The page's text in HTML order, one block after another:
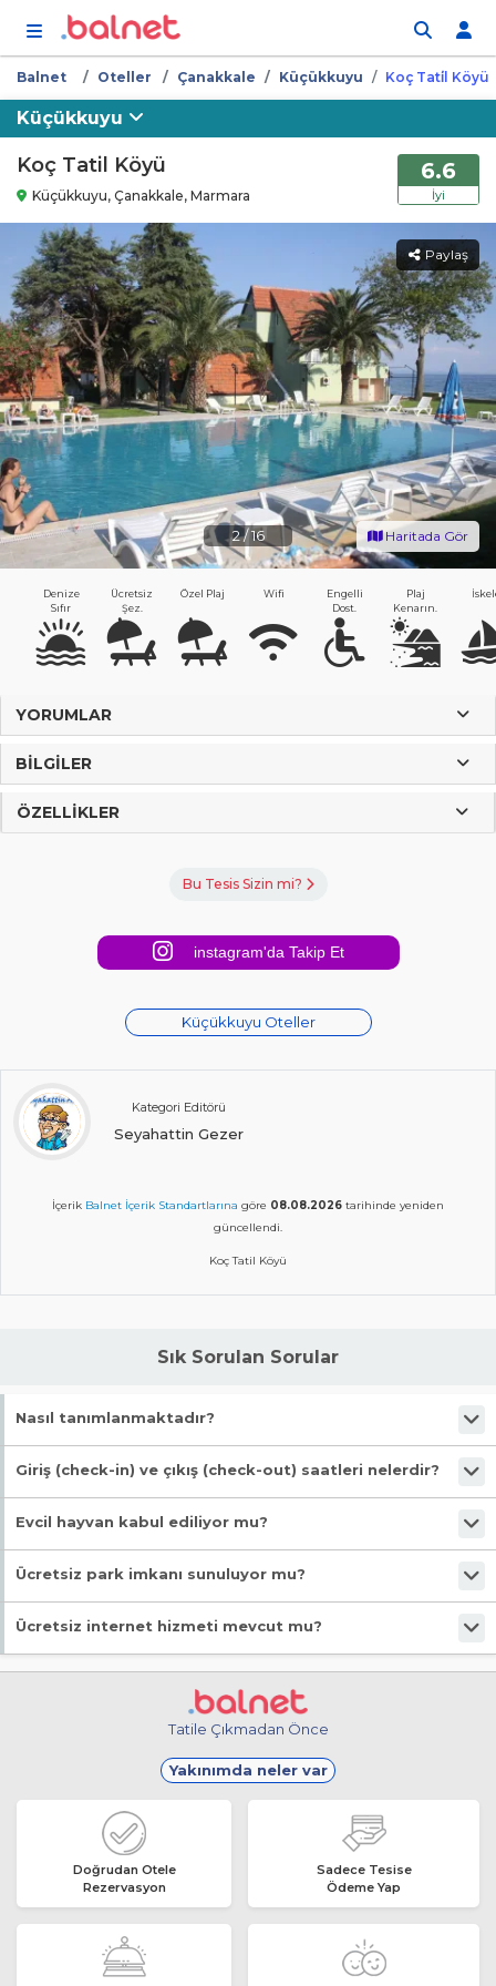
Balnet Oteller Çanakkale Küçükkuyu Koç Tati̇l Köyü
Küçükkuyu
Koç Tatil Köyü
Küçükkuyu, Çanakkale, Marmara
6.6
İyi
2/16
Paylaş
Haritada Gör
Denize
Sıfır
Ücretsiz
Şez.
Özel Plaj Wifi
Engelli
Dost.
Plaj
Kenarın.
YORUMLAR
BILGILER
ÖZELLIKLER
Bu Tesis Sizin mi?
instagram'da Takip Et
Küçükkuyu Oteller
Kategori Editörü
Seyahattin Gezer
İçerik Balnet İçerik Standartlarına göre 08.08.2026 tarihinde yeniden
güncellendi.
Koç Tatil Köyü
Sık Sorulan Sorular
Nasıl tanımlanmaktadır?
Tesis Tatil Köyü statüsündedir. Öne çıkan özellikleri "Denize Sıfır,
Giriş (check-in) ve çıkış (check-out) saatleri nelerdir?
Giriş en erken 13:00, çıkış en geç 11:00 saatindedir.
Evcil hayvan kabul ediliyor mu?
Malesef, evcil hayvan kabul edilmiyor!
Ücretsiz park imkanı sunuluyor mu?
Evet, ücretsiz park imkanı mevcut.
Ücretsiz internet hizmeti mevcut mu?
Evet, ücretsiz internet hizmeti sunuluyor.
Tatile Çıkmadan Önce
Yakınımda neler var
Doğrudan Otele
Rezervasyon
Sadece Tesise
Ödeme Yap